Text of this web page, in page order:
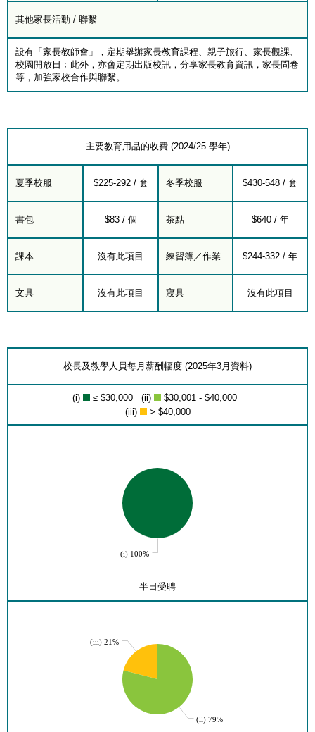
其他家長活動 / 聯繫
設有「家長教師會」，定期舉辦家長教育課程、親子旅行、家長觀課、
校園開放日﹔此外，亦會定期出版校訊，分享家長教育資訊，家長問卷
等，加強家校合作與聯繫。
主要教育用品的收費 (2024/25 學年)
夏季校服 $225-292 / 套 冬季校服 $430-548 / 套
書包 $83 / 個 茶點 $640 / 年
課本 沒有此項目 練習簿／作業 $244-332 / 年
文具 沒有此項目 寢具 沒有此項目
校長及教學人員每月薪酬幅度 (2025年3月資料)
(i) ≤ $30,000 (ii)
$30,001 - $40,000
(iii)
> $40,000
(i) 100%
半日受聘
(iii) 21%
(ii) 79%